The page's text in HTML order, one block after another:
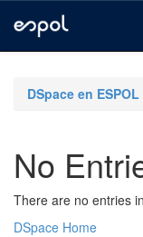
navigationDSpace en ESPOL
No
There are no entries
DSpace Home